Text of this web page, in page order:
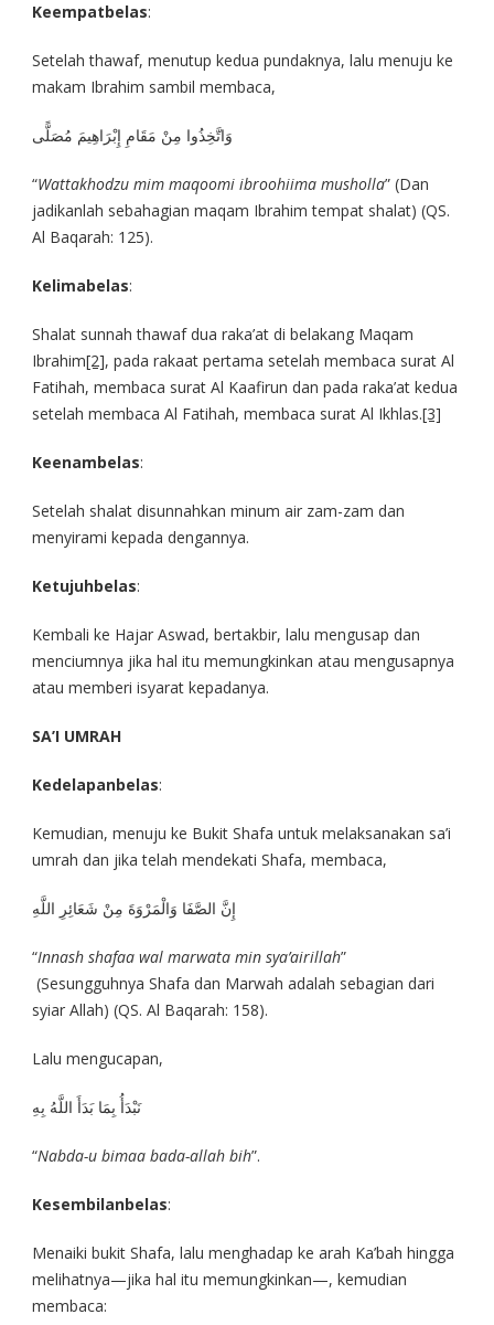
Keempatbelas:
Setelah thawaf, menutup kedua pundaknya, lalu menuju ke
makam Ibrahim sambil membaca,
وَاتَّخِذُوا مِنْ مَقَامِ إِبْرَاهِيمَ مُصَلًّى
“Wattakhodzu mim maqoomi ibroohiima musholla” (Dan
jadikanlah sebahagian maqam Ibrahim tempat shalat) (QS.
Al Baqarah: 125).
Kelimabelas:
Shalat sunnah thawaf dua raka’at di belakang Maqam
Ibrahim[2], pada rakaat pertama setelah membaca surat Al
Fatihah, membaca surat Al Kaafirun dan pada raka’at kedua
setelah membaca Al Fatihah, membaca surat Al Ikhlas.[3]
Keenambelas:
Setelah shalat disunnahkan minum air zam-zam dan
menyirami kepada dengannya.
Ketujuhbelas:
Kembali ke Hajar Aswad, bertakbir, lalu mengusap dan
menciumnya jika hal itu memungkinkan atau mengusapnya
atau memberi isyarat kepadanya.
SA’I UMRAH
Kedelapanbelas:
Kemudian, menuju ke Bukit Shafa untuk melaksanakan sa’i
umrah dan jika telah mendekati Shafa, membaca,
إِنَّ الصَّفَا وَالْمَرْوَةَ مِنْ شَعَائِرِ اللَّهِ
“Innash shafaa wal marwata min sya’airillah”
(Sesungguhnya Shafa dan Marwah adalah sebagian dari
syiar Allah) (QS. Al Baqarah: 158).
Lalu mengucapan,
نَبْدَأُ بِمَا بَدَأَ اللَّهُ بِهِ
“Nabda-u bimaa bada-allah bih”.
Kesembilanbelas:
Menaiki bukit Shafa, lalu menghadap ke arah Ka’bah hingga
melihatnya—jika hal itu memungkinkan—, kemudian
membaca: